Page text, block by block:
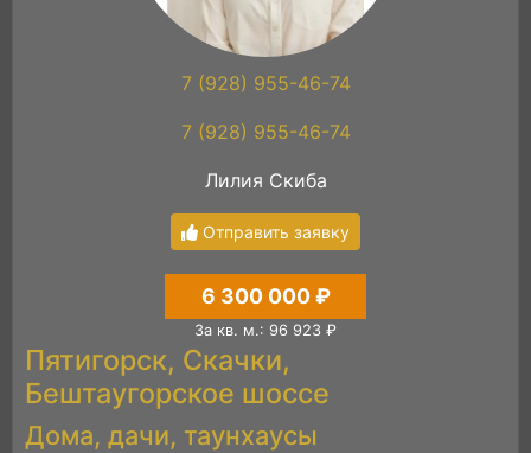
7 (928) 955-46-74
7 (928) 955-46-74
Лилия Скиба
Отправить заявку
6 300 000 ₽
За кв. м.: 96 923 ₽
Пятигорск, Скачки,
Бештаугорское шоссе
Дома, дачи, таунхаусы